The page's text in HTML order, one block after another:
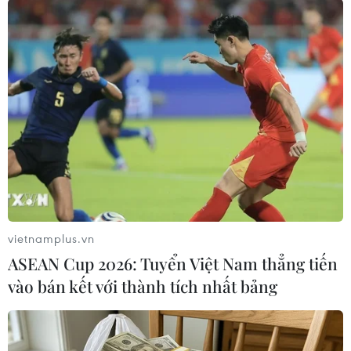
tiên họ được biết đến món nem cuốn của Việt
Nam và được tự tay cuốn những chiếc nem với
những nguyên liệu tươi ngon và có màu sắc hấp
dẫn.
Món nem cuốn được bạn bè quốc tế rất yêu thích. (Ảnh: Hồng
Minh/TTXVN)
vietnamplus.vn
ASEAN Cup 2026: Tuyển Việt Nam thẳng tiến
vào bán kết với thành tích nhất bảng